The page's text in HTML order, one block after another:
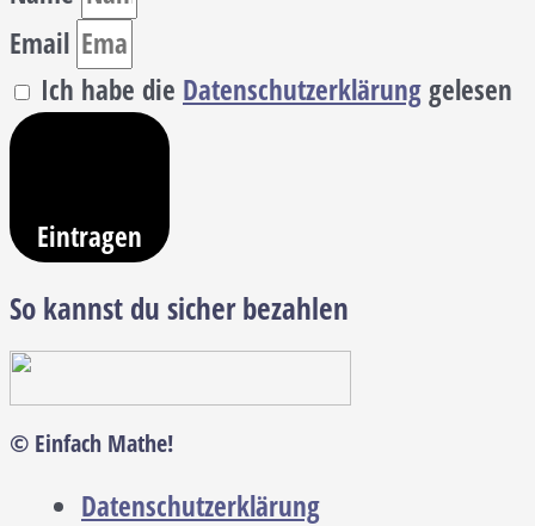
Email
Ich habe die Datenschutzerklärunggelesen
Eintragen
So kannst du sicher bezahlen
© Einfach Mathe!
Datenschutzerklärung